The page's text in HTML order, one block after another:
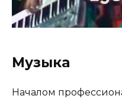
Музыка
Началом